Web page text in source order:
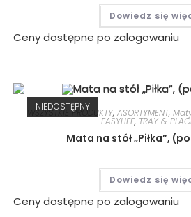
Dowiedz się
Ceny dostępne po zalogowaniu
NIEDOSTĘPNY
WSZYSTKIE PRODUKTY, ASORTYMENT,
EASYLIFE, TRAY &
Mata na stół „Piłka”,
Dowiedz się
Ceny dostępne po zalogowaniu